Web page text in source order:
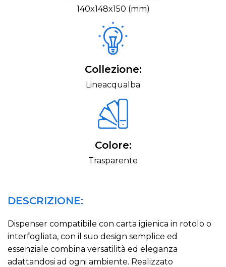
140x148x150 (mm)
Collezione:
Lineacqualba
Colore:
Trasparente
DESCRIZIONE:
Dispenser compatibile con carta igienica in rotolo o
interfogliata, con il suo design semplice ed
essenziale combina versatilità ed eleganza
adattandosi ad ogni ambiente. Realizzato